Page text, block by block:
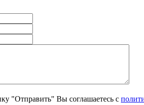
"Отправить" Вы соглашаетесь с